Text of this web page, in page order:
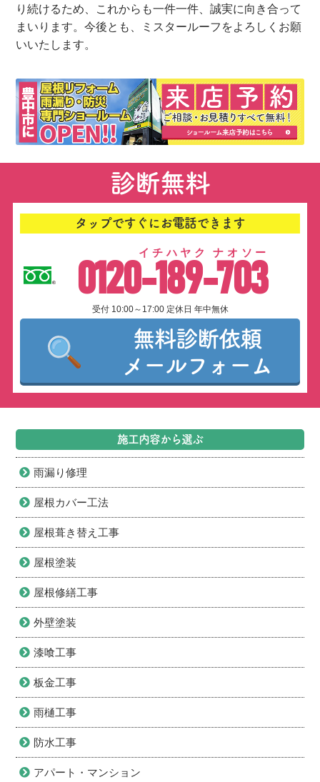
り続けるため、これからも一件一件、誠実に向き合って
まいります。今後とも、ミスタールーフをよろしくお願
いいたします。
診断無料
タップですぐにお電話できます
0120-189-703
イチハヤク ナオソー
受付 10:00～17:00 定休日 年中無休
無料診断依頼
メールフォーム
施工内容から選ぶ
雨漏り修理
屋根カバー工法
屋根葺き替え工事
屋根塗装
屋根修繕工事
外壁塗装
漆喰工事
板金工事
雨樋工事
防水工事
アパート・マンション